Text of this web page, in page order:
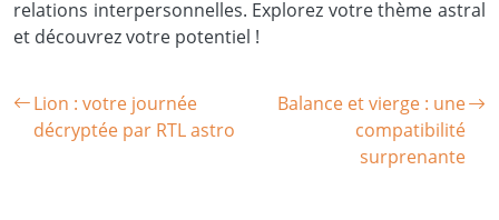
relations interpersonnelles. Explorez votre thème astral
et découvrez votre potentiel !
Lion : votre journée
décryptée par RTL astro
Balance et vierge : une
compatibilité
surprenante